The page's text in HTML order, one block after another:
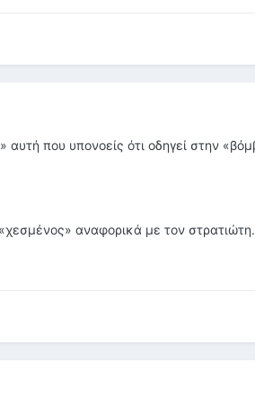
που υπονοείς ότι οδηγεί στην
αναφορικά με τον στρατιώτη.